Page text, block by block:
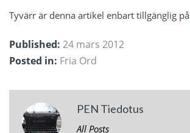
Tyvärr är denna artikel enbart tillgänglig på
Published: 24 mars 2012
Posted in: Fria Ord
PEN Tiedotus
All Posts